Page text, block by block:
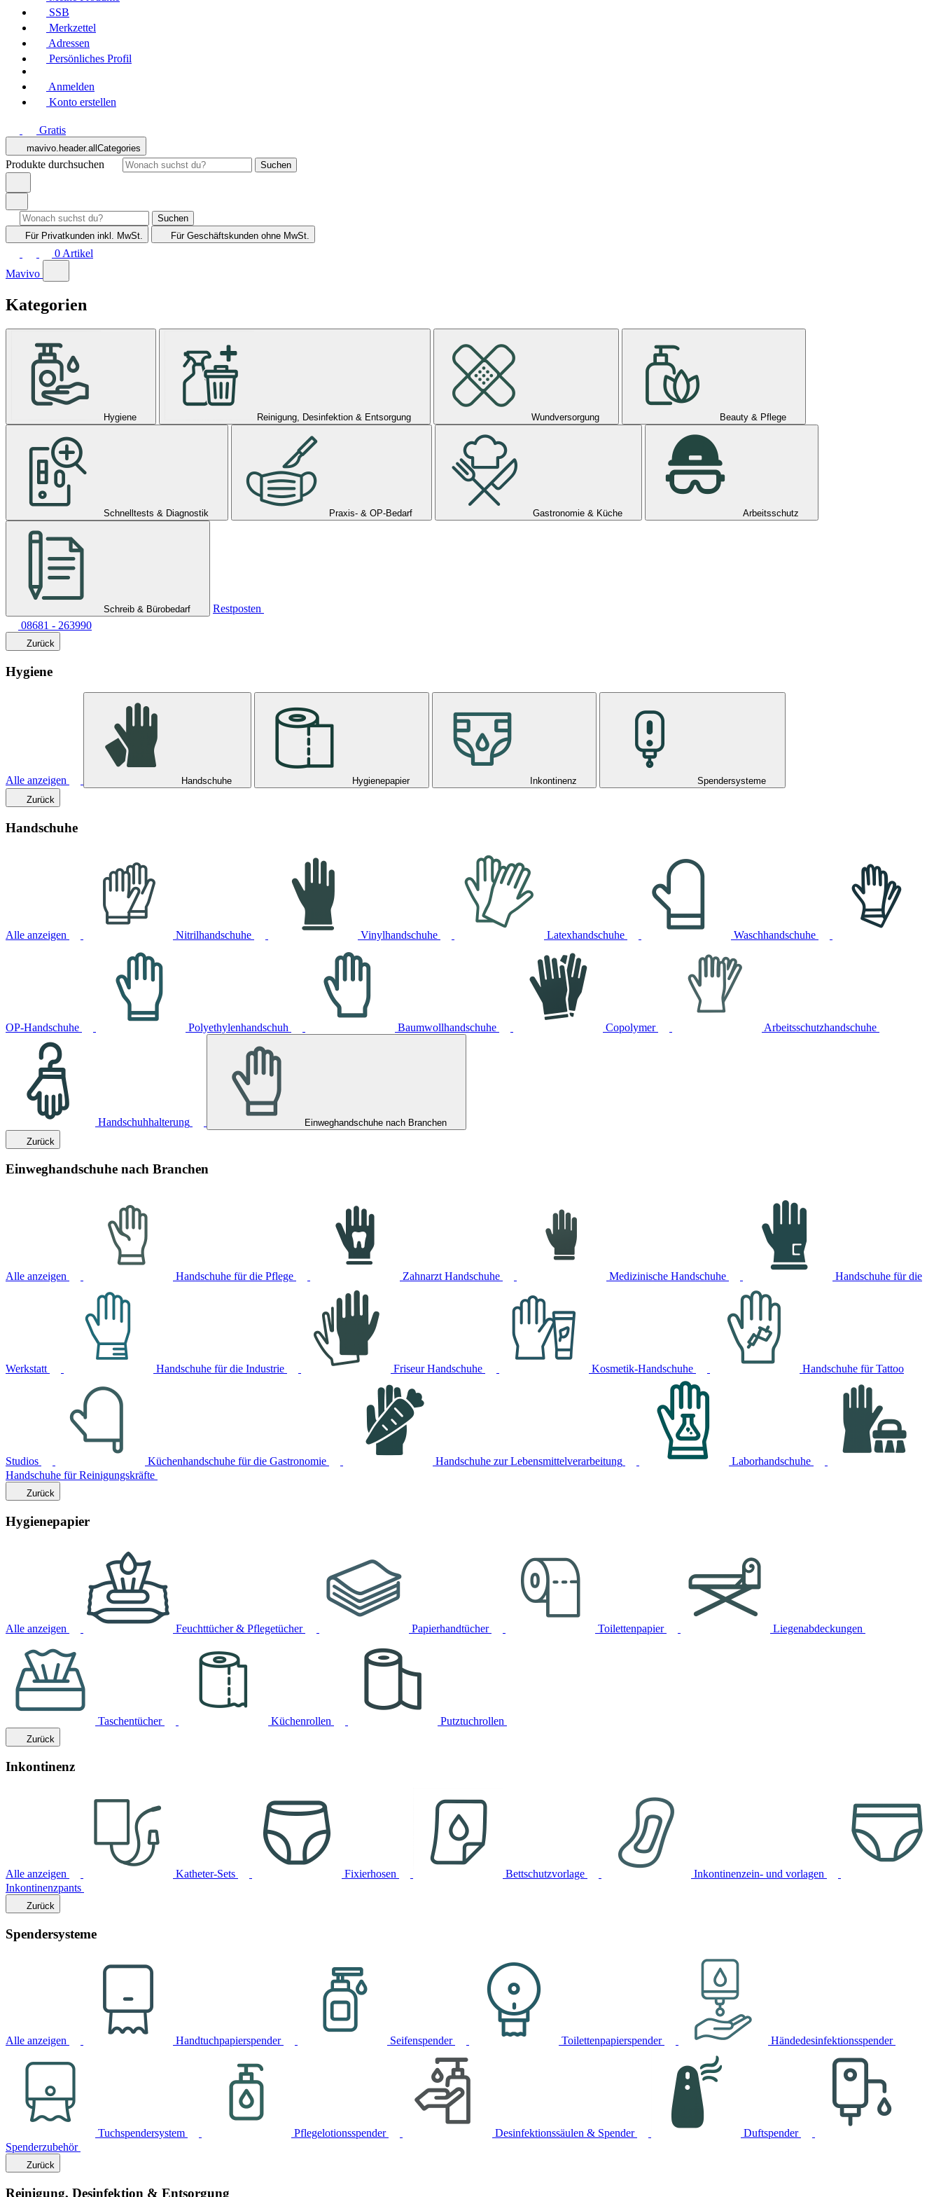
SSB
Merkzettel
Adressen
Persönliches Profil
Anmelden
Konto erstellen
Gratis
mavivo.header.allCategories
Produkte durchsuchen Suchen
Suchen
Für Privatkunden inkl. MwSt. Für Geschäftskunden ohne MwSt.
0 Artikel
Mavivo
Kategorien
Hygiene Reinigung, Desinfektion & Entsorgung Wundversorgung Beauty & Pflege
Schnelltests & Diagnostik Praxis- & OP-Bedarf Gastronomie & Küche Arbeitsschutz
Schreib & Bürobedarf
Restposten
08681 - 263990
Zurück
Hygiene
Alle anzeigen Handschuhe Hygienepapier Inkontinenz
Spendersysteme
Zurück
Handschuhe
Alle anzeigen Nitrilhandschuhe Vinylhandschuhe Latexhandschuhe Waschhandschuhe
OP-Handschuhe Polyethylenhandschuh Baumwollhandschuhe Copolymer Arbeitsschutzhandschuhe
Handschuhhalterung
Einweghandschuhe nach Branchen
Zurück
Einweghandschuhe nach Branchen
Alle anzeigen Handschuhe für die Pflege Zahnarzt Handschuhe Medizinische Handschuhe Handschuhe für die
Werkstatt Handschuhe für die Industrie Friseur Handschuhe Kosmetik-Handschuhe Handschuhe für Tattoo
Studios Küchenhandschuhe für die Gastronomie Handschuhe zur Lebensmittelverarbeitung
Laborhandschuhe
Handschuhe für Reinigungskräfte
Zurück
Hygienepapier
Alle anzeigen Feuchttücher & Pflegetücher Papierhandtücher Toilettenpapier Liegenabdeckungen
Taschentücher Küchenrollen Putztuchrollen
Zurück
Inkontinenz
Alle anzeigen Katheter-Sets Fixierhosen Bettschutzvorlage
Inkontinenzein- und vorlagen
Inkontinenzpants
Zurück
Spendersysteme
Alle anzeigen Handtuchpapierspender Seifenspender Toilettenpapierspender Händedesinfektionsspender
Tuchspendersystem Pflegelotionsspender Desinfektionssäulen & Spender
Duftspender
Spenderzubehör
Zurück
Reinigung, Desinfektion & Entsorgung